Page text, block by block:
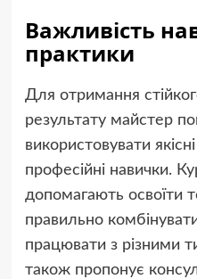
Важливість
практики
Для отримання
результату майстер
використовувати
професійні навички.
допомагають освоїти
правильно
працювати з різними
також пропонує